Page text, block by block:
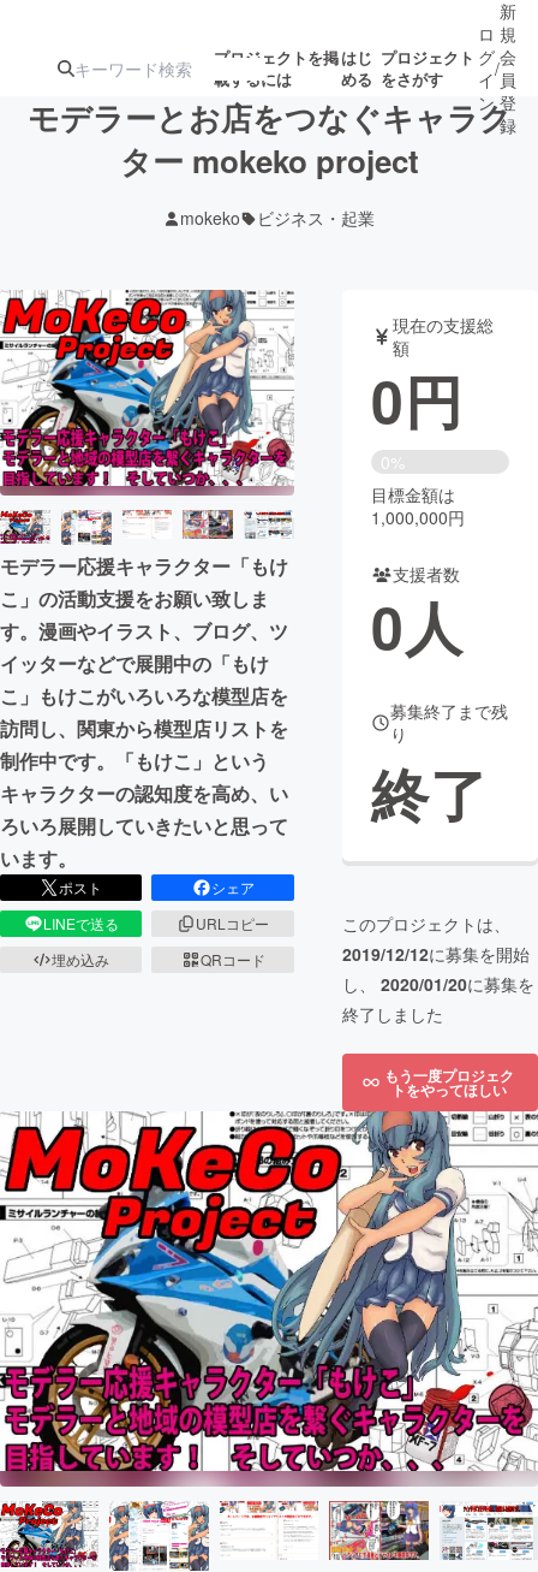
プロジェクトを掲
載するには
はじ
める
プロジェクト
をさがす
ジェクト
募集終了が近いプ
ロジェクト
アート・写真 音楽
テクノロジー・ガジェット ゲーム・サ
映像・映画 書籍・雑誌
ビジネス・起業 チャレンジ
まちづくり・地域活性化
CAMPFIRE for Social Good
CAMPFIRE Creation
CAMPFIREふるさと納税machi-ya
ロ
グ
イ
ン
/
新
規
会
員
登
録
モデラーとお店をつなぐキャラク
ター mokeko project
mokeko ビジネス・起業
モデラー応援キャラクター「もけ
こ」の活動支援をお願い致しま
す。漫画やイラスト、ブログ、ツ
イッターなどで展開中の「もけ
こ」もけこがいろいろな模型店を
訪問し、関東から模型店リストを
制作中です。「もけこ」という
キャラクターの認知度を高め、い
ろいろ展開していきたいと思って
います。
ポスト
シェア
LINEで送る
URLコピー
埋め込み
QRコード
現在の支援総
額
0円
0%
目標金額は
1,000,000円
支援者数
0人
募集終了まで残
り
終了
このプロジェクトは、
2019/12/12に募集を開始
し、 2020/01/20に募集を
終了しました
もう一度プロジェク
トをやってほしい